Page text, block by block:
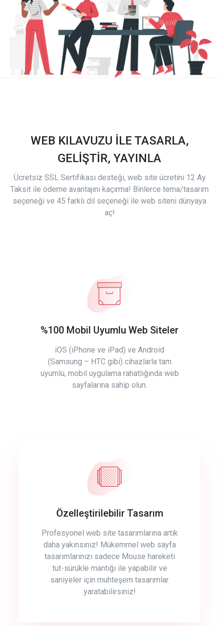
WEB KILAVUZU İLE TASARLA,
GELİŞTİR, YAYINLA
Ücretsiz SSL Sertifikası desteği, web site ücretini 12 Ay
Taksit ile ödeme avantajını kaçırma! Binlerce tema/tasarım
seçeneği ve 45 farklı dil seçeneği ile web siteni dünyaya
aç!
%100 Mobil Uyumlu Web Siteler
iOS (iPhone ve iPad) ve Android
(Samsung – HTC gibi) cihazlarla tam
uyumlu, mobil uygulama rahatlığında web
sayfalarına sahip olun.
Özelleştirilebilir Tasarım
Profesyonel web site tasarımlarına artık
daha yakınsınız! Mükemmel web sayfa
tasarımlarınızı sadece Mouse hareketi
tut-sürükle mantığı ile yapabilir ve
saniyeler için muhteşem tasarımlar
yaratabilirsiniz!